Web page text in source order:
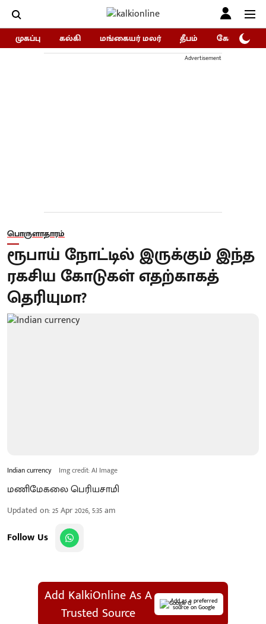
முகப்பு கல்கி மங்கையர் மலர் தீபம் கோகுலம்/
Advertisement
பொருளாதாரம்
ரூபாய் நோட்டில் இருக்கும் இந்த
ரகசிய கோடுகள் எதற்காகத்
தெரியுமா?
Indian currency Img credit: AI Image
மணிமேகலை பெரியசாமி
Updated on:25 Apr 2026, 5:35 am
Follow Us
Add KalkiOnline As A
Trusted Source
Add as a preferred
source on Google